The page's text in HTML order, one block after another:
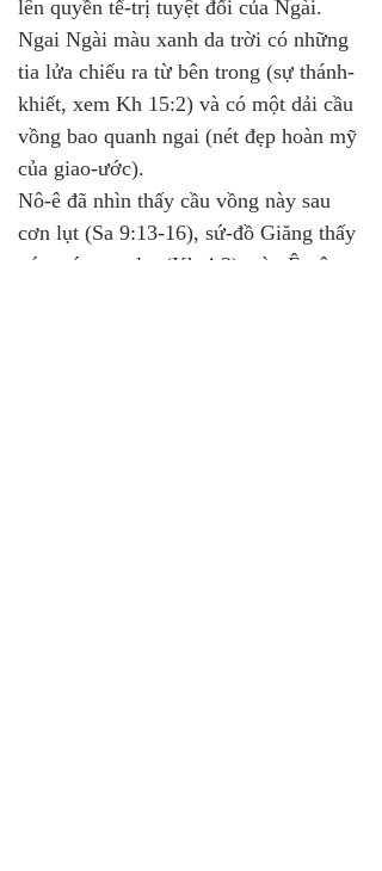
lên quyền tể-trị tuyệt đối của Ngài.
Ngai Ngài màu xanh da trời có những
tia lửa chiếu ra từ bên trong (sự thánh-
khiết, xem Kh 15:2) và có một dải cầu
vồng bao quanh ngai (nét đẹp hoàn mỹ
của giao-ước).
Nô-ê đã nhìn thấy cầu vồng này sau
cơn lụt (Sa 9:13-16), sứ-đồ Giăng thấy
nó trước cơn lụt (Kh 4:3), còn Ê-xê-